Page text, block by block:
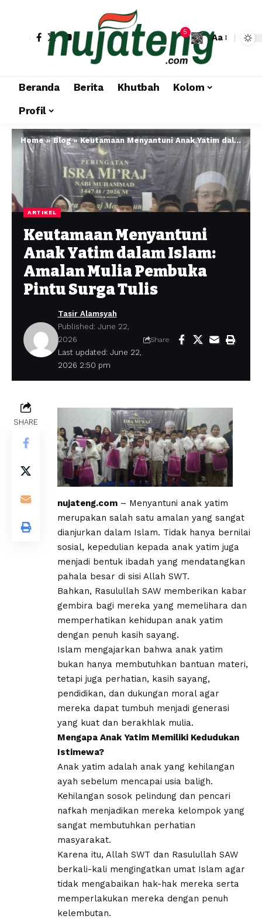
5
Aa
Beranda Berita Khutbah
Kolom
Profil
Home»Blog»Keutamaan Menyantuni Anak Yatim dalam Islam: Amalan Mulia Pembuka Pintu Surga Tulis
ARTIKEL
Keutamaan Menyantuni
Anak Yatim dalam Islam:
Amalan Mulia Pembuka
Pintu Surga Tulis
Last updated: June 22,
2026 2:50 pm
Tasir Alamsyah
Published: June 22,
2026
Share
SHARE
nujateng.com – Menyantuni anak yatim
merupakan salah satu amalan yang sangat
dianjurkan dalam Islam. Tidak hanya bernilai
sosial, kepedulian kepada anak yatim juga
menjadi bentuk ibadah yang mendatangkan
pahala besar di sisi Allah SWT.
Bahkan, Rasulullah SAW memberikan kabar
gembira bagi mereka yang memelihara dan
memperhatikan kehidupan anak yatim
dengan penuh kasih sayang.
Islam mengajarkan bahwa anak yatim
bukan hanya membutuhkan bantuan materi,
tetapi juga perhatian, kasih sayang,
pendidikan, dan dukungan moral agar
mereka dapat tumbuh menjadi generasi
yang kuat dan berakhlak mulia.
Mengapa Anak Yatim Memiliki Kedudukan
Istimewa?
Anak yatim adalah anak yang kehilangan
ayah sebelum mencapai usia baligh.
Kehilangan sosok pelindung dan pencari
nafkah menjadikan mereka kelompok yang
sangat membutuhkan perhatian
masyarakat.
Karena itu, Allah SWT dan Rasulullah SAW
berkali-kali mengingatkan umat Islam agar
tidak mengabaikan hak-hak mereka serta
memperlakukan mereka dengan penuh
kelembutan.